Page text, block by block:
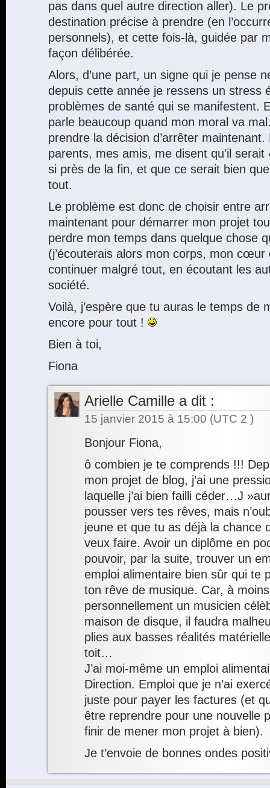
pas dans quel autre direction aller). Le
destination précise à prendre (en
personnels), et cette fois-là, guidée par
façon délibérée.
Alors, d’une part, un signe qui je pense
depuis cette année je ressens un stress
problèmes de santé qui se manifestent.
parle beaucoup quand mon moral va
prendre la décision d’arrêter
parents, mes amis, me disent qu’il serait
si près de la fin, et que ce serait bien
tout.
Le problème est donc de choisir entre
maintenant pour démarrer mon projet
perdre mon temps dans quelque chose
(j’écouterais alors mon corps, mon
continuer malgré tout, en écoutant les
société.
Voilà, j’espère que tu auras le temps de
encore pour tout !
Bien à toi,
Fiona
Arielle Camille a dit :
15 janvier 2015 à 15:00 (UTC 2 )
Bonjour Fiona,
ô combien je te comprends !!!
mon projet de blog, j’ai une
laquelle j’ai bien failli céder…J
pousser vers tes rêves, mais
jeune et que tu as déjà la chance
veux faire. Avoir un diplôme en
pouvoir, par la suite, trouver un
emploi alimentaire bien sûr qui te
ton rêve de musique. Car, à
personnellement un musicien
maison de disque, il faudra
plies aux basses réalités
toit…
J’ai moi-même un emploi
Direction. Emploi que je n’ai
juste pour payer les factures (et
être reprendre pour une nouvelle
finir de mener mon projet à bien).
Je t’envoie de bonnes ondes